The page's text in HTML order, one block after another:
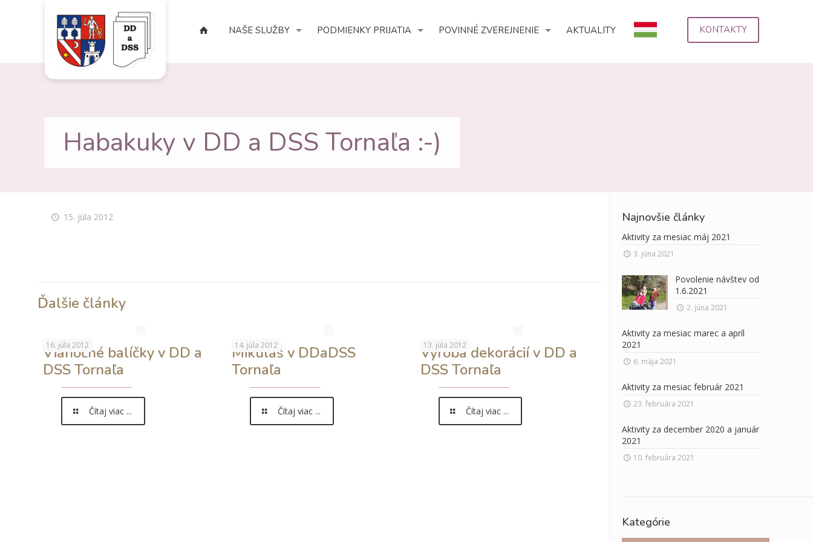
NAŠE SLUŽBY PODMIENKY PRIJATIA POVINNÉ ZVEREJNENIE AKTUALITY KONTAKTY
Habakuky v DD a DSS Tornaľa :-)
15. júla 2012
Ďalšie články
16. júla 2012
Vianočné balíčky v DD a
DSS Tornaľa
Čítaj viac ...
14. júla 2012
Mikuláš v DDaDSS
Tornaľa
Čítaj viac ...
13. júla 2012
Výroba dekorácií v DD a
DSS Tornaľa
Čítaj viac ...
Najnovšie články
Aktivity za mesiac máj 2021
3. júna 2021
Povolenie návštev od
1.6.2021
2. júna 2021
Aktivity za mesiac marec a apríl
2021
6. mája 2021
Aktivity za mesiac február 2021
23. februára 2021
Aktivity za december 2020 a január
2021
10. februára 2021
Kategórie